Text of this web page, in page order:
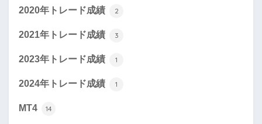
2020年トレード成績 2
2021年トレード成績 3
2023年トレード成績 1
2024年トレード成績 1
MT4 14